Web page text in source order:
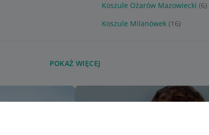
Koszule Ożarów Mazowiecki (6)
Koszule Milanówek (16)
POKAŻ WIĘCEJ